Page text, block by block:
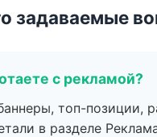
задаваемые
с рекламой?
топ-позиции,
в разделе